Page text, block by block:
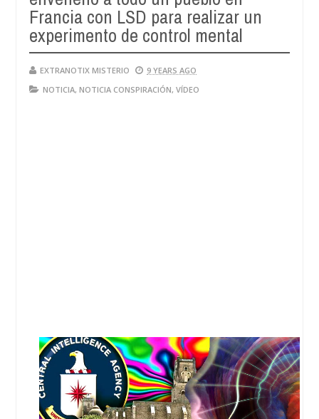
Francia con LSD para realizar un
experimento de control mental
EXTRANOTIX MISTERIO
9 YEARS AGO
NOTICIA, NOTICIA CONSPIRACIÓN, VÍDEO